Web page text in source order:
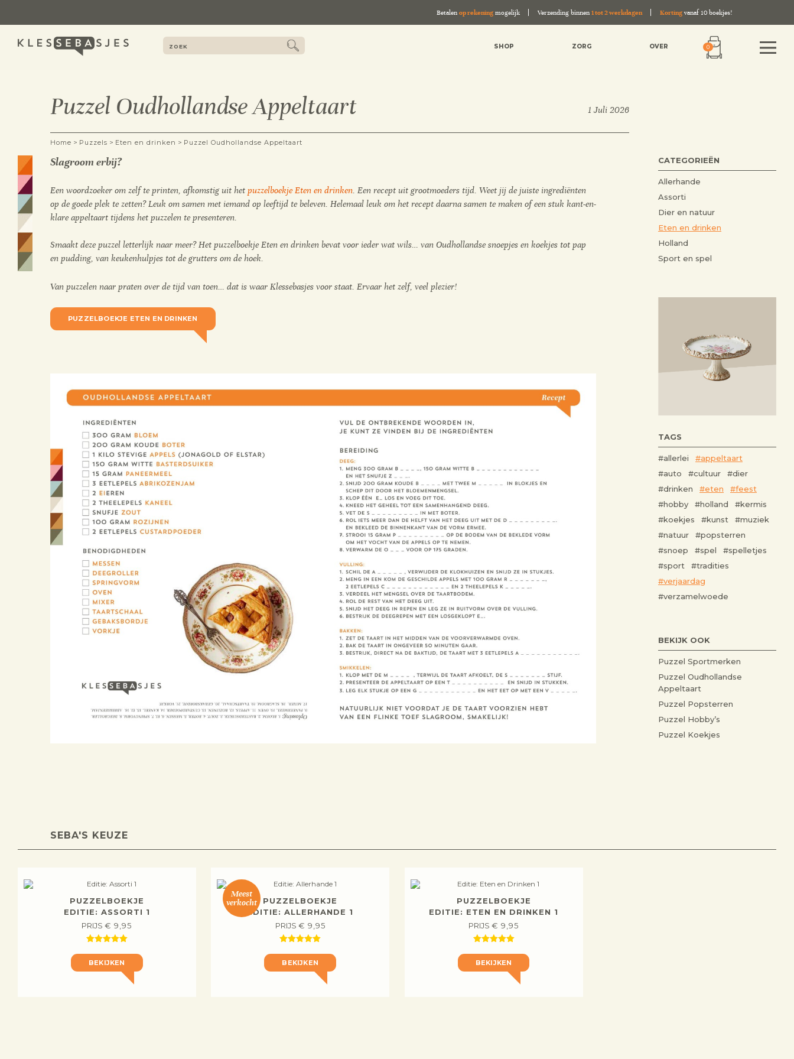
Betalen op rekening mogelijk Verzending binnen 1 tot 2 werkdagen Kortingvanaf 10 boekjes!
SHOP ZORG OVER 0
Puzzel Oudhollandse Appeltaart 1 Juli 2026
Home > Puzzels > Eten en drinken > Puzzel Oudhollandse Appeltaart
Slagroom erbij?
Een woordzoeker om zelf te printen, afkomstig uit het puzzelboekje Eten en drinken . Een recept uit grootmoeders tijd. Weet jij de juiste ingrediënten
op de goede plek te zetten? Leuk om samen met iemand op leeftijd te beleven. Helemaal leuk om het recept daarna samen te maken of een stuk kant-en-
klare appeltaart tijdens het puzzelen te presenteren.
Smaakt deze puzzel letterlijk naar meer? Het puzzelboekje Eten en drinken bevat voor ieder wat wils… van Oudhollandse snoepjes en koekjes tot pap
en pudding, van keukenhulpjes tot de grutters om de hoek.
Van puzzelen naar praten over de tijd van toen… dat is waar Klessebasjes voor staat. Ervaar het zelf, veel plezier!
PUZZELBOEKJE ETEN EN DRINKEN
CATEGORIEËN
Allerhande
Assorti
Dier en natuur
Eten en drinken
Holland
Sport en spel
TAGS
#allerlei
#appeltaart
#auto
#cultuur
#dier
#drinken
#eten
#feest
#hobby
#holland
#kermis
#koekjes
#kunst
#muziek
#natuur
#popsterren
#snoep
#spel
#spelletjes
#sport
#tradities
#verjaardag
#verzamelwoede
BEKIJK OOK
Puzzel Sportmerken
Puzzel Oudhollandse
Appeltaart
Puzzel Popsterren
Puzzel Hobby’s
Puzzel Koekjes
SEBA'S KEUZE
PUZZELBOEKJE
EDITIE: ASSORTI 1
PRIJS€ 9,95
BEKIJKEN
Meest
verkocht
PUZZELBOEKJE
EDITIE: ALLERHANDE 1
PRIJS € 9,95
BEKIJKEN
PUZZELBOEKJE
EDITIE: ETEN EN DRINKEN 1
PRIJS€ 9,95
BEKIJKEN